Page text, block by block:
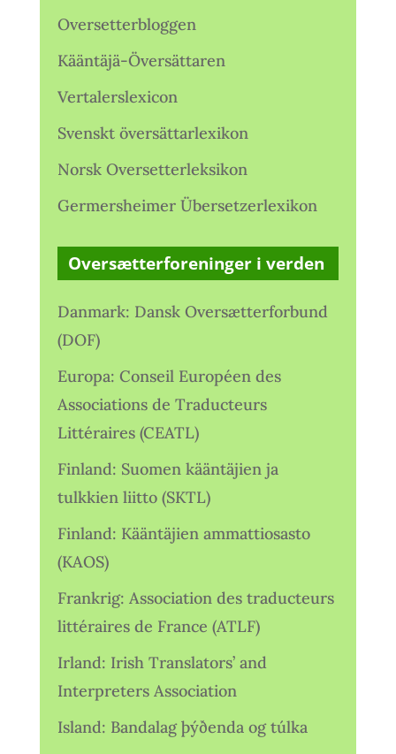
Oversetterbloggen
Kääntäjä-Översättaren
Vertalerslexicon
Svenskt översättarlexikon
Norsk Oversetterleksikon
Germersheimer Übersetzerlexikon
Oversætterforeninger i verden
Danmark: Dansk Oversætterforbund
(DOF)
Europa: Conseil Européen des
Associations de Traducteurs
Littéraires (CEATL)
Finland: Suomen kääntäjien ja
tulkkien liitto (SKTL)
Finland: Kääntäjien ammattiosasto
(KAOS)
Frankrig: Association des traducteurs
littéraires de France (ATLF)
Irland: Irish Translators’ and
Interpreters Association
Island: Bandalag þýðenda og túlka